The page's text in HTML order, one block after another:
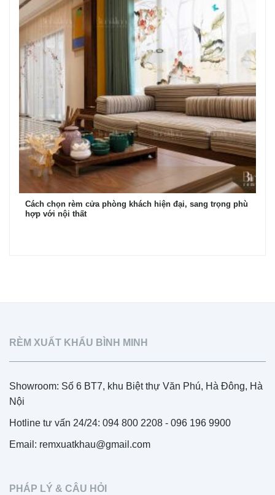
Cách chọn rèm cửa phòng khách hiện đại, sang trọng phù
hợp với nội thất
RÈM XUẤT KHẨU BÌNH MINH
Showroom: Số 6 BT7, khu Biệt thự Văn Phú, Hà Đông, Hà
Nội
Hotline tư vấn 24/24: 094 800 2208 - 096 196 9900
Email: remxuatkhau@gmail.com
PHÁP LÝ & CÂU HỎI